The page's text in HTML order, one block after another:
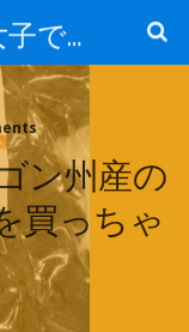
お絵かき大好き 腐女子でゲーマーのおかしな生活
ン州産の
買っちゃ